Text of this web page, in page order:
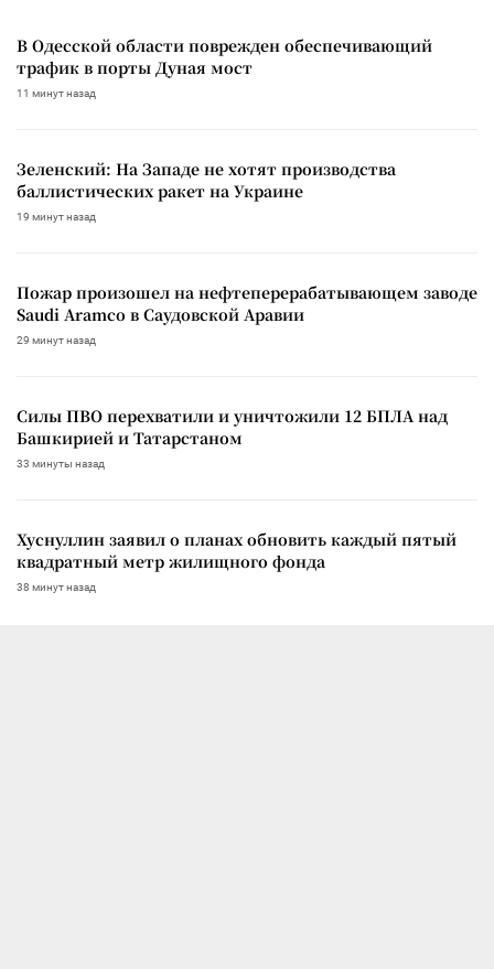
В Одесской области поврежден обеспечивающий
трафик в порты Дуная мост
11 минут назад
Зеленский: На Западе не хотят производства
баллистических ракет на Украине
19 минут назад
Пожар произошел на нефтеперерабатывающем заводе
Saudi Aramco в Саудовской Аравии
29 минут назад
Силы ПВО перехватили и уничтожили 12 БПЛА над
Башкирией и Татарстаном
33 минуты назад
Хуснуллин заявил о планах обновить каждый пятый
квадратный метр жилищного фонда
38 минут назад